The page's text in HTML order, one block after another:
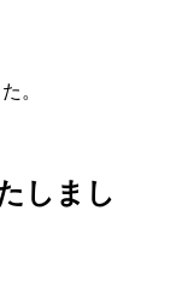
。
しまし